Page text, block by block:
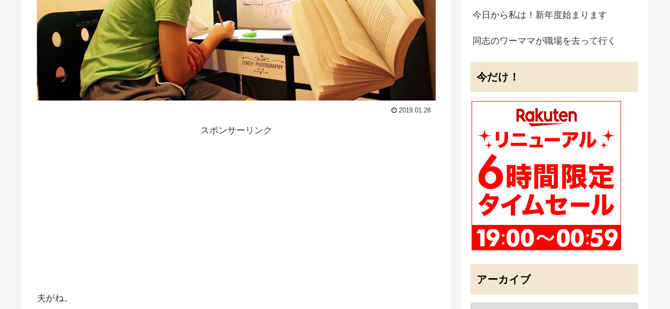
2019.01.28
スポンサーリンク
夫がね。
今日から私は！新年度始まります
同志のワーママが職場を去って行く
今だけ！
アーカイブ